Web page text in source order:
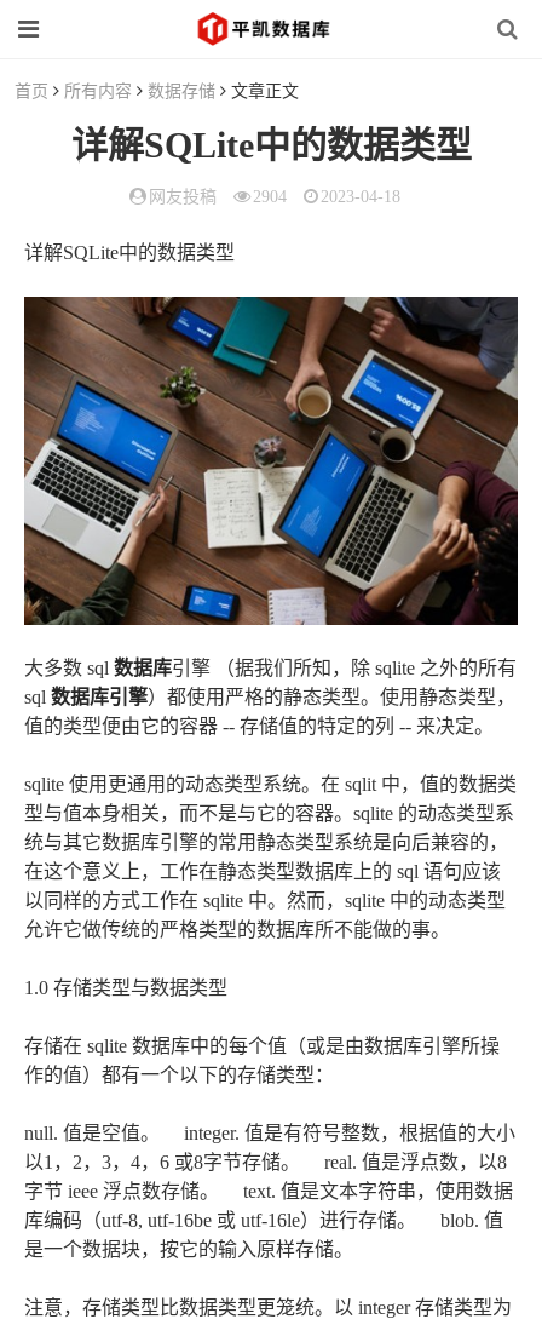
首页 所有内容 数据存储 文章正文
详解SQLite中的数据类型
网友投稿 2904 2023-04-18
详解SQLite中的数据类型
大多数 sql 数据库引擎 （据我们所知，除 sqlite 之外的所有
sql 数据库引擎）都使用严格的静态类型。使用静态类型，
值的类型便由它的容器 -- 存储值的特定的列 -- 来决定。
sqlite 使用更通用的动态类型系统。在 sqlit 中，值的数据类
型与值本身相关，而不是与它的容器。sqlite 的动态类型系
统与其它数据库引擎的常用静态类型系统是向后兼容的，
在这个意义上，工作在静态类型数据库上的 sql 语句应该
以同样的方式工作在 sqlite 中。然而，sqlite 中的动态类型
允许它做传统的严格类型的数据库所不能做的事。
1.0 存储类型与数据类型
存储在 sqlite 数据库中的每个值（或是由数据库引擎所操
作的值）都有一个以下的存储类型：
null. 值是空值。 integer. 值是有符号整数，根据值的大小
以1，2，3，4，6 或8字节存储。 real. 值是浮点数，以8
字节 ieee 浮点数存储。 text. 值是文本字符串，使用数据
库编码（utf-8, utf-16be 或 utf-16le）进行存储。 blob. 值
是一个数据块，按它的输入原样存储。
注意，存储类型比数据类型更笼统。以 integer 存储类型为